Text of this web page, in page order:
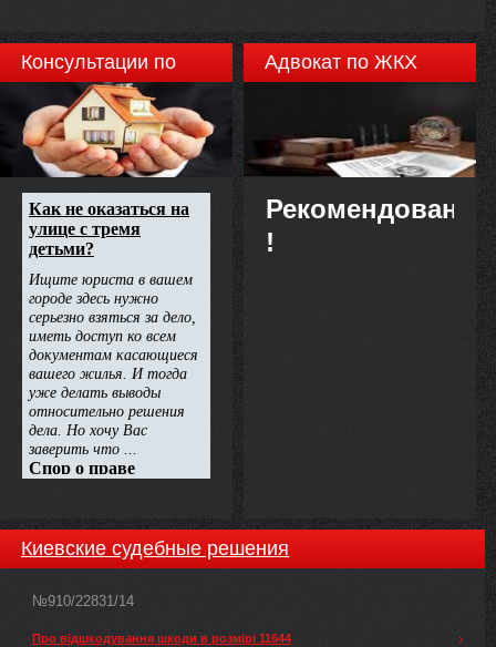
Консультации по
недвижимости
Адвокат по ЖКХ
Рекомендовано
!
Киевские судебные решения
№910/22831/14
Про відшкодування шкоди в розмірі 11644